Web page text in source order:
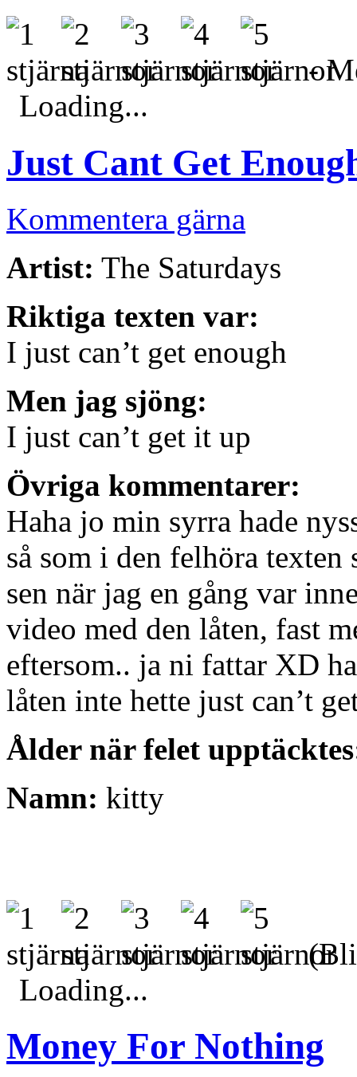
-
Loading...
Just Cant Get
Kommentera gärna
Artist: The Saturdays
Riktiga texten var:
I just can’t get enough
Men jag sjöng:
I just can’t get it up
Övriga kommentarer:
Haha jo min syrra hade
så som i den felhöra texten
sen när jag en gång var
video med den låten, fast
eftersom.. ja ni fattar XD
låten inte hette just can’t
Ålder när felet
Namn: kitty
(Bli
Loading...
Money For Nothing